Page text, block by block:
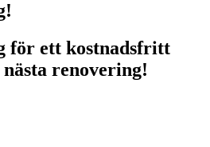
för ett kostnadsfritt
renovering!